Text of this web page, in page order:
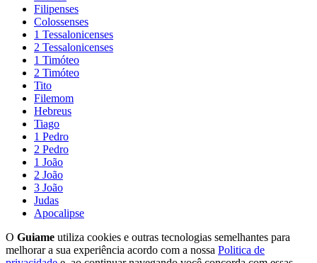
Filipenses
Colossenses
1 Tessalonicenses
2 Tessalonicenses
1 Timóteo
2 Timóteo
Tito
Filemom
Hebreus
Tiago
1 Pedro
2 Pedro
1 João
2 João
3 João
Judas
Apocalipse
O Guiame utiliza cookies e outras tecnologias semelhantes para
melhorar a sua experiência acordo com a nossa Politica de